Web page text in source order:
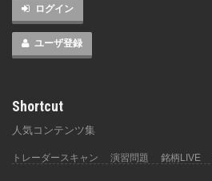
ログイン
ユーザ登録
Shortcut
人気コンテンツ集
トレーダースキャン 演習問題 銘柄LIVE